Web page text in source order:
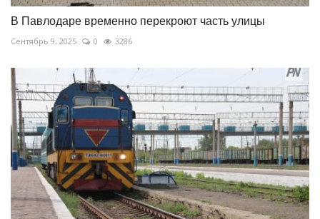
В Павлодаре временно перекроют часть улицы
Сентябрь 9, 2025 0 3286